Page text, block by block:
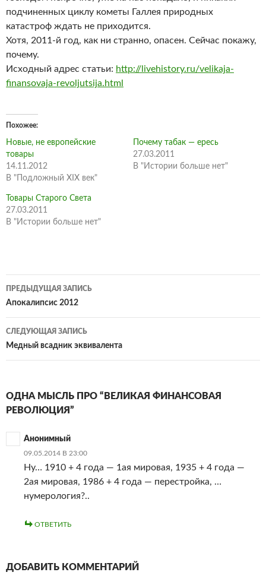
подчиненных циклу кометы Галлея природных
катастроф ждать не приходится.
Хотя, 2011-й год, как ни странно, опасен. Сейчас покажу,
почему.
Исходный адрес статьи: http://livehistory.ru/velikaja-
finansovaja-revoljutsija.html
Похожее
Новые, не европейские
товары
14.11.2012
В "Подложный XIX век"
Почему табак — ересь
27.03.2011
В "Истории больше нет"
Товары Старого Света
27.03.2011
В "Истории больше нет"
Навигация
по
записям
ПРЕДЫДУЩАЯ ЗАПИСЬ
Апокалипсис 2012
СЛЕДУЮЩАЯ ЗАПИСЬ
Медный всадник эквивалента
ОДНА МЫСЛЬ ПРО “ВЕЛИКАЯ ФИНАНСОВАЯ
РЕВОЛЮЦИЯ”
Анонимный
09.05.2014 В 23:00
Ну… 1910 + 4 года — 1ая мировая, 1935 + 4 года —
2ая мировая, 1986 + 4 года — перестройка, …
нумерология?..
ОТВЕТИТЬ
ДОБАВИТЬ КОММЕНТАРИЙ